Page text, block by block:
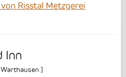
Risstal Metzgerei
Inn
Warthausen ]